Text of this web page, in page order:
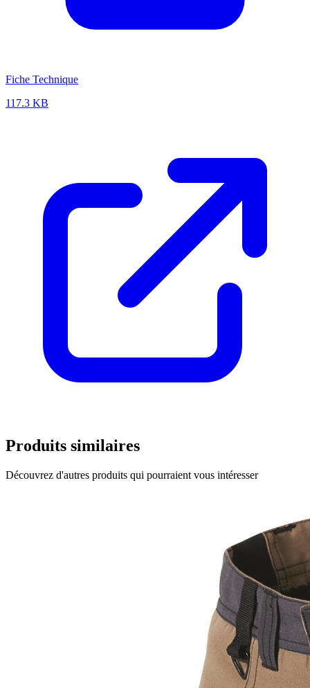
Fiche Technique
117.3 KB
Produits similaires
Découvrez d'autres produits qui pourraient vous intéresser